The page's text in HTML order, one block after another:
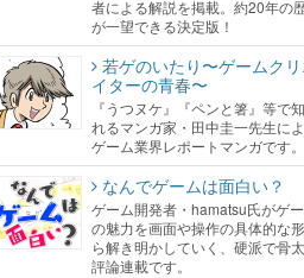
者による解説を掲載。約20年の
が一望できる決定版！
若ゲのいたり〜ゲームク
イターの青春〜
『うつヌケ』『ペンと箸』等で
れるマンガ家・田中圭一先生に
ゲーム業界レポートマンガです。
なんでゲームは面白い？
ゲーム開発者・hamatsu氏がゲ
の魅力を画面や操作の具体的な
ら解き明かしていく、硬派で骨
評論連載です。